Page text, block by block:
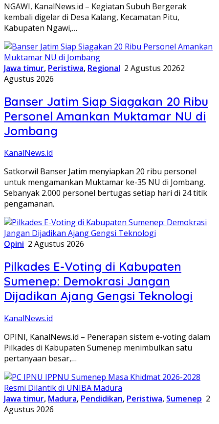
NGAWI, KanalNews.id – Kegiatan Subuh Bergerak
kembali digelar di Desa Kalang, Kecamatan Pitu,
Kabupaten Ngawi,…
Jawa timur, Peristiwa, Regional 2 Agustus 20262
Agustus 2026
Banser Jatim Siap Siagakan 20 Ribu
Personel Amankan Muktamar NU di
Jombang
KanalNews.id
Satkorwil Banser Jatim menyiapkan 20 ribu personel
untuk mengamankan Muktamar ke-35 NU di Jombang.
Sebanyak 2.000 personel bertugas setiap hari di 24 titik
pengamanan.
Opini 2 Agustus 2026
Pilkades E-Voting di Kabupaten
Sumenep: Demokrasi Jangan
Dijadikan Ajang Gengsi Teknologi
KanalNews.id
OPINI, KanalNews.id – Penerapan sistem e-voting dalam
Pilkades di Kabupaten Sumenep menimbulkan satu
pertanyaan besar,…
Jawa timur, Madura, Pendidikan, Peristiwa, Sumenep 2
Agustus 2026